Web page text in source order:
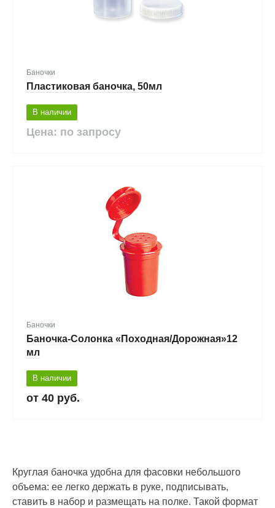
Баночки
Пластиковая баночка, 50мл
В наличии
Цена: по запросу
Баночки
Баночка-Солонка «Походная/Дорожная»12
мл
В наличии
40 руб.
Круглая баночка удобна для фасовки небольшого
объема: ее легко держать в руке, подписывать,
ставить в набор и размещать на полке. Такой формат